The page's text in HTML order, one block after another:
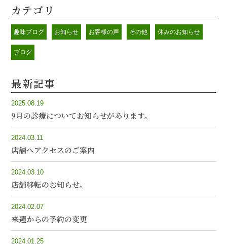
カテゴリ
趣味ブログ お知らせ お客様の声 その他 休みのお知らせ
ブログ
最新記事
2025.08.19
9月の診療についてお知らせがあります。
2024.03.11
店舗へアクセスのご案内
2024.03.10
店舗移転のお知らせ。
2024.02.07
来週からの予約の変更
2024.01.25